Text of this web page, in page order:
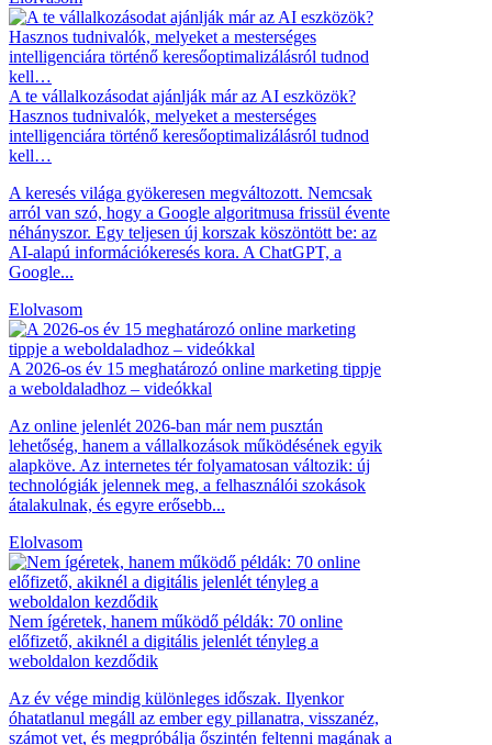
A te vállalkozásodat ajánlják már az AI eszközök?
Hasznos tudnivalók, melyeket a mesterséges
intelligenciára történő keresőoptimalizálásról tudnod
kell…
A keresés világa gyökeresen megváltozott. Nemcsak
arról van szó, hogy a Google algoritmusa frissül évente
néhányszor. Egy teljesen új korszak köszöntött be: az
AI-alapú információkeresés kora. A ChatGPT, a
Google...
Elolvasom
A 2026-os év 15 meghatározó online marketing tippje
a weboldaladhoz – videókkal
Az online jelenlét 2026-ban már nem pusztán
lehetőség, hanem a vállalkozások működésének egyik
alapköve. Az internetes tér folyamatosan változik: új
technológiák jelennek meg, a felhasználói szokások
átalakulnak, és egyre erősebb...
Elolvasom
Nem ígéretek, hanem működő példák: 70 online
előfizető, akiknél a digitális jelenlét tényleg a
weboldalon kezdődik
Az év vége mindig különleges időszak. Ilyenkor
óhatatlanul megáll az ember egy pillanatra, visszanéz,
számot vet, és megpróbálja őszintén feltenni magának a